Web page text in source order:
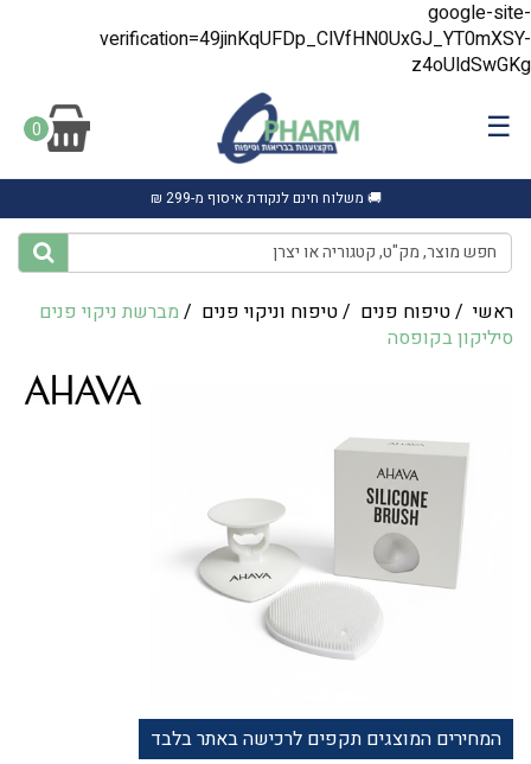
google-site-
verification=49jinKqUFDp_ClVfHN0UxGJ_YT0mXSY-
z4oUldSwGKg
☰
0
🚚 משלוח חינם לנקודת איסוף מ-299 ₪
ראשי /טיפוח פנים /טיפוח וניקוי פנים / מברשת ניקוי פנים
סיליקון בקופסה
המחירים המוצגים תקפים לרכישה באתר בלבד